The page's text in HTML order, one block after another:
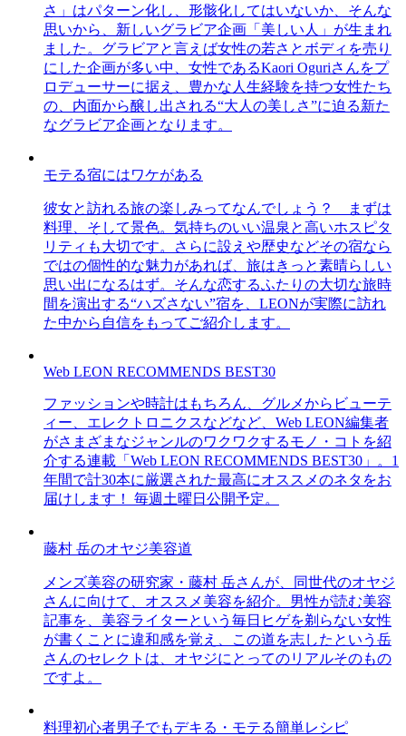
さ」はパターン化し、形骸化してはいないか、そんな
思いから、新しいグラビア企画「美しい人」が生まれ
ました。グラビアと言えば女性の若さとボディを売り
にした企画が多い中、女性であるKaori Oguriさんをプ
ロデューサーに据え、豊かな人生経験を持つ女性たち
の、内面から醸し出される“大人の美しさ”に迫る新た
なグラビア企画となります。
モテる宿にはワケがある
彼女と訪れる旅の楽しみってなんでしょう？ まずは
料理、そして景色。気持ちのいい温泉と高いホスピタ
リティも大切です。さらに設えや歴史などその宿なら
ではの個性的な魅力があれば、旅はきっと素晴らしい
思い出になるはず。そんな恋するふたりの大切な旅時
間を演出する“ハズさない”宿を、LEONが実際に訪れ
た中から自信をもってご紹介します。
Web LEON RECOMMENDS BEST30
ファッションや時計はもちろん、グルメからビューテ
ィー、エレクトロニクスなどなど、Web LEON編集者
がさまざまなジャンルのワクワクするモノ・コトを紹
介する連載「Web LEON RECOMMENDS BEST30」。1
年間で計30本に厳選された最高にオススメのネタをお
届けします！ 毎週土曜日公開予定。
藤村 岳のオヤジ美容道
メンズ美容の研究家・藤村 岳さんが、同世代のオヤジ
さんに向けて、オススメ美容を紹介。男性が読む美容
記事を、美容ライターという毎日ヒゲを剃らない女性
が書くことに違和感を覚え、この道を志したという岳
さんのセレクトは、オヤジにとってのリアルそのもの
ですよ。
料理初心者男子でもデキる・モテる簡単レシピ